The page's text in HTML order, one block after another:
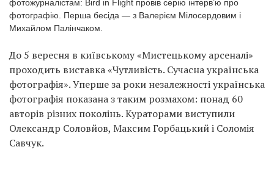
EN
RU
фотожурналістам: Bird in Flight провів серію інтерв’ю про
фотографію. Перша бесіда — з Валерієм Мілосердовим і
Михайлом Палінчаком.
До 5 вересня в київському «Мистецькому арсеналі»
проходить виставка «Чутливість. Сучасна українська
фотографія». Уперше за роки незалежності українська
фотографія показана з таким розмахом: понад 60
авторів різних поколінь. Кураторами виступили
Олександр Соловйов, Максим Горбацький і Соломія
Савчук.